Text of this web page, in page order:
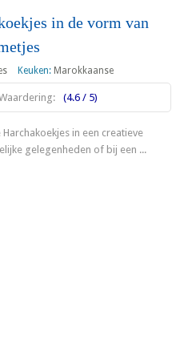
in de vorm van
Keuken: Marokkaanse
(4.6 / 5)
in een creatieve
gelegenheden of bij een ...